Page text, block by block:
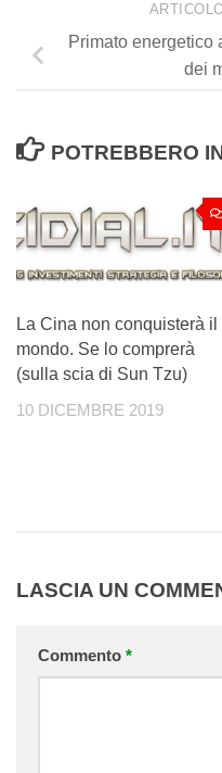
Primato energetico
dei
POTREBBERO
La Cina non conquisterà il
mondo. Se lo comprerà
(sulla scia di Sun Tzu)
10 DICEMBRE 2019
LASCIA UN
Commento *